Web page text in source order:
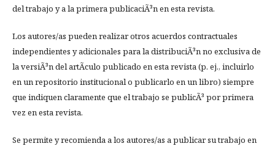
del trabajo y a la primera publicaciÃ³n en esta revista.
Los autores/as pueden realizar otros acuerdos contractuales
independientes y adicionales para la distribuciÃ³n no exclusiva de
la versiÃ³n del artÃ­culo publicado en esta revista (p. ej., incluirlo
en un repositorio institucional o publicarlo en un libro) siempre
que indiquen claramente que el trabajo se publicÃ³ por primera
vez en esta revista.
Se permite y recomienda a los autores/as a publicar su trabajo en